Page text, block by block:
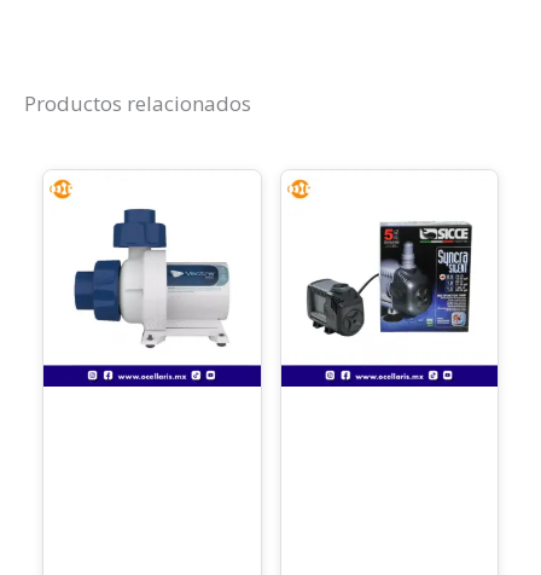
Productos relacionados